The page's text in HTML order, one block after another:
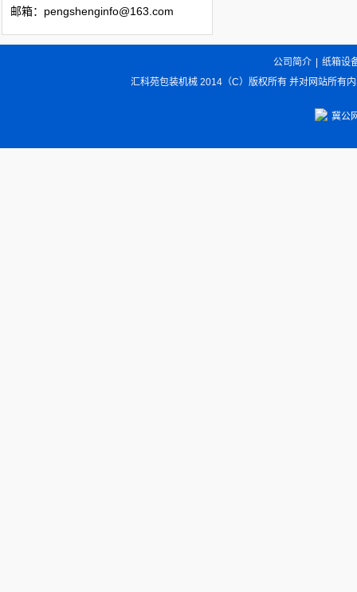
邮箱：pengshenginfo@163.com
公司简介
纸箱设
汇科苑包装机械 2014（C）版权所有 并对网站所有
冀公